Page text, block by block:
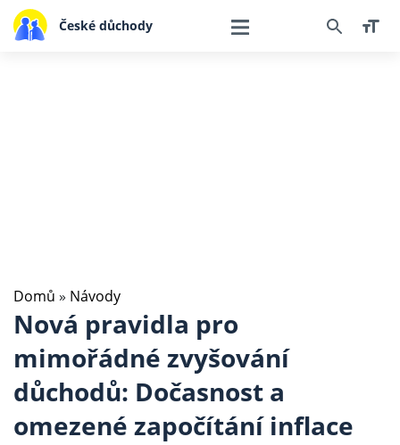
České důchody
Domů » Návody
Nová pravidla pro
mimořádné zvyšování
důchodů: Dočasnost a
omezené započítání inflace